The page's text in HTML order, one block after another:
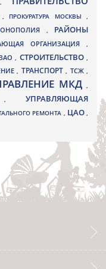
,
, ПРОКУРАТУРА МОСКВЫ ,
, РАЙОНЫ
ОРГАНИЗАЦИЯ ,
, СТРОИТЕЛЬСТВО,
, ТРАНСПОРТ , ТСЖ ,
МКД ,
,УПРАВЛЯЮЩАЯ
РЕМОНТА , ЦАО,